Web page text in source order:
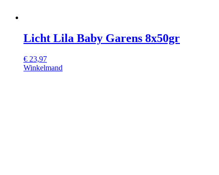
Licht Lila Baby Garens 8x50gr
€ 23,97
Winkelmand